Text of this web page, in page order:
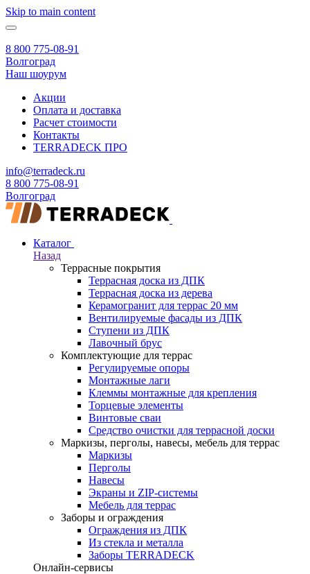
Skip to main content
8 800 775-08-91
Волгоград
Наш шоурум
Акции
Оплата и доставка
Расчет стоимости
Контакты
TERRADECK ПРО
info@terradeck.ru
8 800 775-08-91
Волгоград
Каталог
Назад
Террасные покрытия
Террасная доска из ДПК
Террасная доска из дерева
Керамогранит для террас 20 мм
Вентилируемые фасады из ДПК
Ступени из ДПК
Лавочный брус
Комплектующие для террас
Регулируемые опоры
Монтажные лаги
Клеммы монтажные для крепления
Торцевые элементы
Винтовые сваи
Средство очистки для террасной доски
Маркизы, перголы, навесы, мебель для террас
Маркизы
Перголы
Навесы
Экраны и ZIP-системы
Мебель для террас
Заборы и ограждения
Ограждения из ДПК
Из стекла и металла
Заборы TERRADECK
Онлайн-сервисы